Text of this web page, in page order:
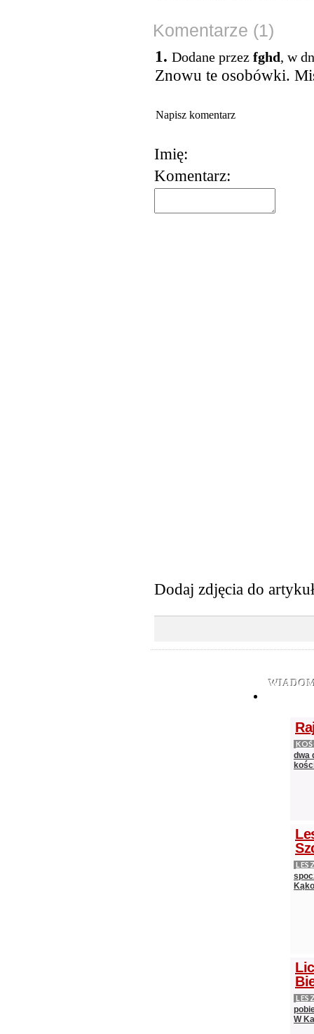
Komentarze (1)
1. Dodane przez fghd, w
Znowu te osobówki.
Napisz komentarz
Imię:
Komentarz:
Dodaj zdjęcia do
dwa
W